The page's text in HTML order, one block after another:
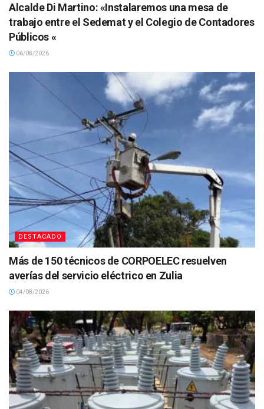
Alcalde Di Martino: «Instalaremos una mesa de
trabajo entre el Sedemat y el Colegio de Contadores
Públicos «
06/08/2026
DESTACADO
Más de 150 técnicos de CORPOELEC resuelven
averías del servicio eléctrico en Zulia
04/08/2026